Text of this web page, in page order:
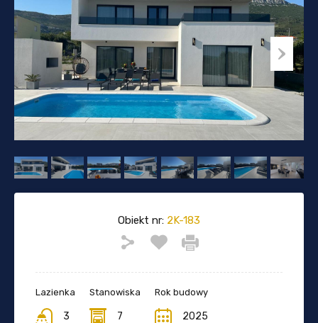
Obiekt nr: 2K-183
Lazienka
3
Stanowiska
7
Rok budowy
2025